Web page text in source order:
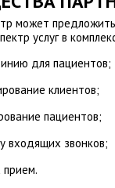
может
услуг в
для пациентов;
клиентов;
пациентов;
входящих звонков;
прием.